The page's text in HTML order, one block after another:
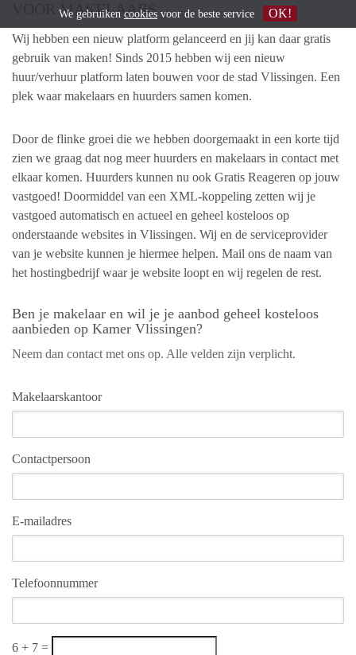
VOOR MAKELAARS
Wij hebben een nieuw platform gelanceerd en jij kan daar gratis
gebruik van maken! Sinds 2015 hebben wij een nieuw
huur/verhuur platform laten bouwen voor de stad Vlissingen. Een
plek waar makelaars en huurders samen komen.
Door de flinke groei die we hebben doorgemaakt in een korte tijd
zien we graag dat nog meer huurders en makelaars in contact met
elkaar komen. Huurders kunnen nu ook Gratis Reageren op jouw
vastgoed! Doormiddel van een XML-koppeling zetten wij je
vastgoed automatisch en actueel en geheel kosteloos op
onderstaande websites in Vlissingen. Wij en de serviceprovider
van je website kunnen je hiermee helpen. Mail ons de naam van
het hostingbedrijf waar je website loopt en wij regelen de rest.
Ben je makelaar en wil je je aanbod geheel kosteloos
aanbieden op Kamer Vlissingen?
Neem dan contact met ons op. Alle velden zijn verplicht.
Makelaarskantoor
Contactpersoon
E-mailadres
Telefoonnummer
6 + 7 =
We gebruiken cookies voor de beste service OK!